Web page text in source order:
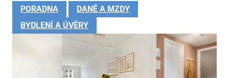
PORADNA
DANĚ A MZDY
BYDLENÍ A ÚVĚRY